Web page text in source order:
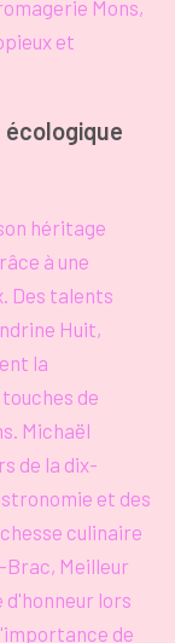
Mons,
et
héritage
à une
Des talents
Huit,
la
de
Michaël
de la dix-
et des
culinaire
Brac, Meilleur
d'honneur lors
de